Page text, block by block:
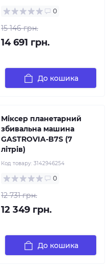
0
15 146 грн.
14 691 грн.
До кошика
Міксер планетарний
збивальна машина
GASTROVIA-B7S (7
літрів)
Код товару: 3142946254
0
12 731 грн.
12 349 грн.
До кошика